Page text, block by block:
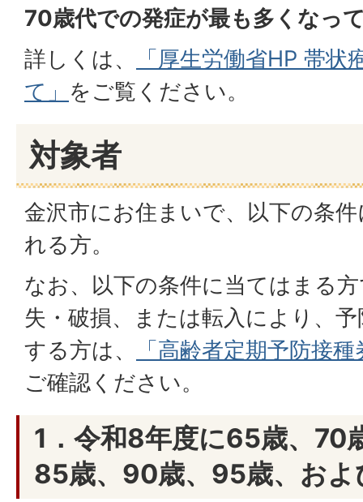
70歳代での発症が最も多くなっ
詳しくは、
「厚生労働省HP 帯
て」 をご覧ください。
対象者
金沢市にお住まいで、以下の条
れる方。
なお、以下の条件に当てはまる
失・破損、または転入により、
する方は、
「高齢者定期予防接
ご確認ください。
1．令和8年度に65歳、70
85歳、90歳、95歳、お